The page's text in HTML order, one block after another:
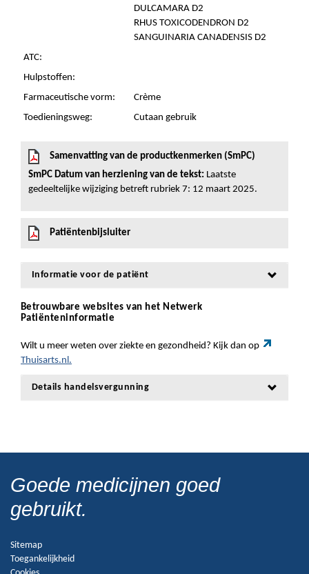
DULCAMARA D2
RHUS TOXICODENDRON D2
SANGUINARIA CANADENSIS D2
ATC:
Hulpstoffen:
Farmaceutische vorm:
Crème
Toedieningsweg:
Cutaan gebruik
Samenvatting van de productkenmerken (SmPC)
SmPC Datum van herziening van de tekst: Laatste
gedeeltelijke wijziging betreft rubriek 7: 12 maart 2025.
Patiëntenbijsluiter
Informatie voor de patiënt
Betrouwbare websites van het Netwerk
Patiënteninformatie
Wilt u meer weten over ziekte en gezondheid? Kijk dan op
Thuisarts.nl.
Details handelsvergunning
Goede medicijnen goed
gebruikt.
Sitemap
Toegankelijkheid